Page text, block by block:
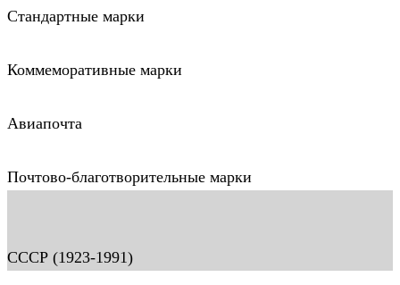
Стандартные марки
Коммеморативные марки
Авиапочта
Почтово-благотворительные марки
СССР (1923-1991)